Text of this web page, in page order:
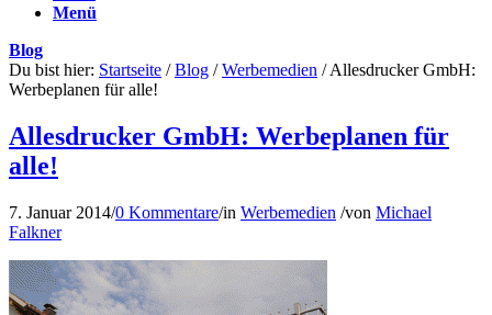
Menü
Blog
Du bist hier: Startseite / Blog / Werbemedien / Allesdrucker GmbH:
Werbeplanen für alle!
Allesdrucker GmbH: Werbeplanen für
alle!
7. Januar 2014/0 Kommentare/in Werbemedien /von Michael
Falkner